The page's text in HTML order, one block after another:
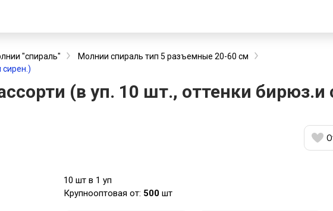
"спираль"
Молнии спираль тип 5 разъемные 20-60 см
сирен.)
(в уп. 10 шт., оттенки бирюз.и
10 шт в 1 уп
Крупнооптовая от: 500 шт